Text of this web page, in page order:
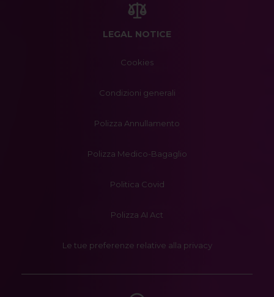
LEGAL NOTICE
Cookies
Condizioni generali
Polizza Annullamento
Polizza Medico-Bagaglio
Politica Covid
Polizza AI Act
Le tue preferenze relative alla privacy